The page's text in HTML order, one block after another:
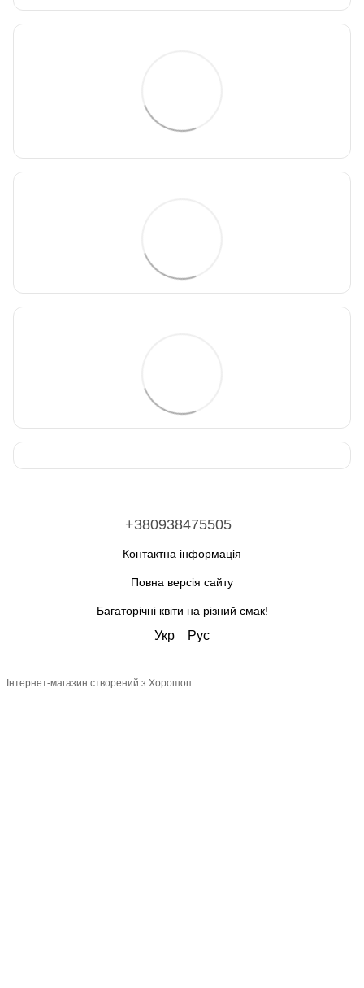
+380938475505
Контактна інформація
Повна версія сайту
Багаторічні квіти на різний смак!
Укр Рус
Інтернет-магазин створений з Хорошоп